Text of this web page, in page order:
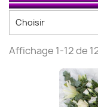
Choisir
Affichage 1-12 de